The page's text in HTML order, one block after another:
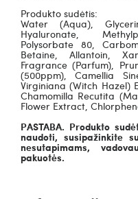
Produkto sudėtis:
Water (Aqua),
Hyaluronate,
Polysorbate 80,
Betaine, Allantoin,
Fragrance (Parfum),
(500ppm), Camellia
Virginiana (Witch Hazel)
Chamomilla Recutita
Flower Extract,
PASTABA. Produkto
naudoti, susipažinkite
nesutapimams,
pakuotės.